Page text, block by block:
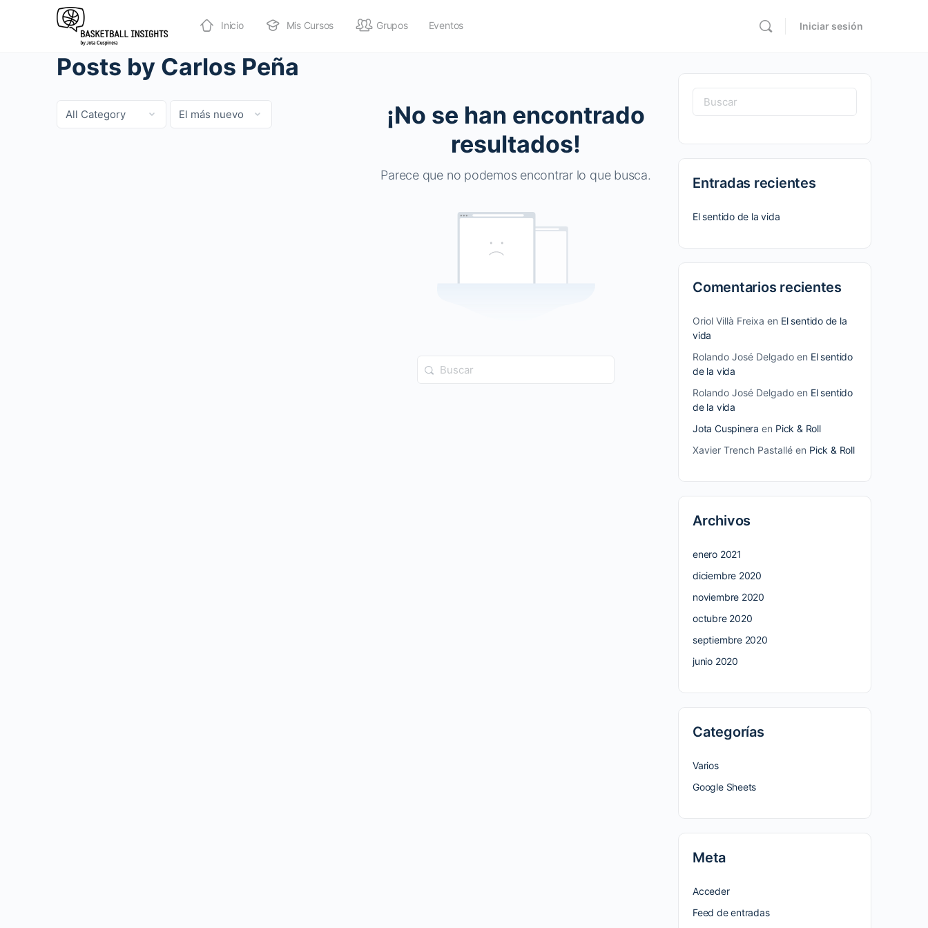
Inicio Mis Cursos Grupos Eventos Iniciar sesión
Posts by Carlos Peña
Categoría
Sort
by
¡No se han encontrado
resultados!
Parece que no podemos encontrar lo que busca.
Buscar:
Buscar:
Entradas recientes
El sentido de la vida
Comentarios recientes
Oriol Villà Freixa en El sentido de la
vida
Rolando José Delgado en El sentido
de la vida
Rolando José Delgado en El sentido
de la vida
Jota Cuspinera en Pick & Roll
Xavier Trench Pastallé en Pick & Roll
Archivos
enero 2021
diciembre 2020
noviembre 2020
octubre 2020
septiembre 2020
junio 2020
Categorías
Varios
Google Sheets
Meta
Acceder
Feed de entradas